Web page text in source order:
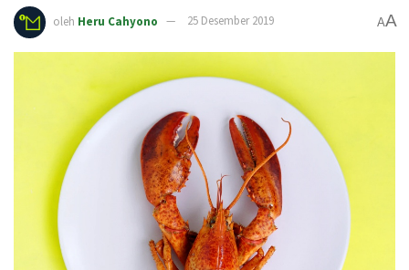
oleh Heru Cahyono 25 Desember 2019 AA